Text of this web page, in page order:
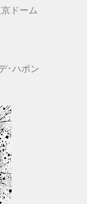
ドーム
･ハポン